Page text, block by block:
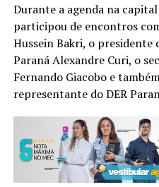
Durante a agenda na
participou de encontros
Hussein Bakri, o presidente
Paraná Alexandre Curi, o
Fernando Giacobo e
representante do DER